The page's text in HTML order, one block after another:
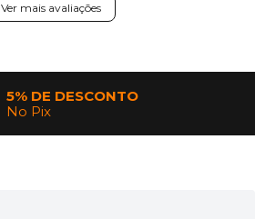
Ver mais avaliações
5% DE DESCONTO
No Pix